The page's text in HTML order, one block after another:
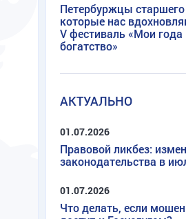
Петербуржцы старшего
которые нас
V фестиваль «Мои
богатство»
АКТУАЛЬНО
01.07.2026
Правовой ликбез:
законодательства в
01.07.2026
Что делать, если